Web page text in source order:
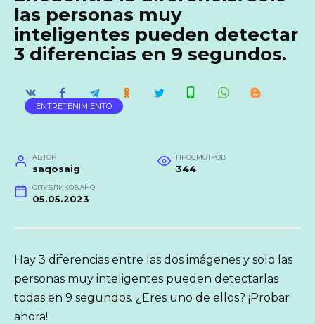
las personas muy
inteligentes pueden detectar
3 diferencias en 9 segundos.
ENTRETENIMIENTO
АВТОР
saqosaig
ПРОСМОТРОВ
344
ОПУБЛИКОВАНО
05.05.2023
Hay 3 diferencias entre las dos imágenes y solo las
personas muy inteligentes pueden detectarlas
todas en 9 segundos. ¿Eres uno de ellos? ¡Probar
ahora!